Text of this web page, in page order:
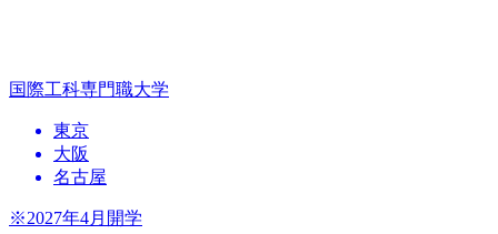
国際工科専門職大学
東京
大阪
名古屋
※2027年4月開学